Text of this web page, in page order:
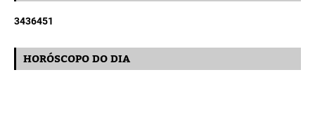
3436451
HORÓSCOPO DO DIA